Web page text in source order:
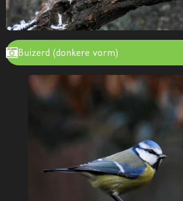
Buizerd (donkere vorm)